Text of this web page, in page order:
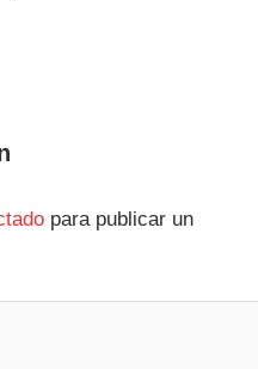
para publicar un